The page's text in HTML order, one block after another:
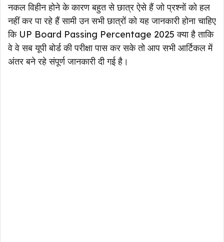
नकल विहीन होने के कारण बहुत से छात्र ऐसे हैं जो प्रश्नों को हल
नहीं कर पा रहे हैं सामी उन सभी छात्रों को यह जानकारी होना चाहिए
कि UP Board Passing Percentage 2025 क्या है ताकि
वे वे सब यूपी बोर्ड की परीक्षा पास कर सके तो आप सभी आर्टिकल में
अंतर बने रहे संपूर्ण जानकारी दी गई है।